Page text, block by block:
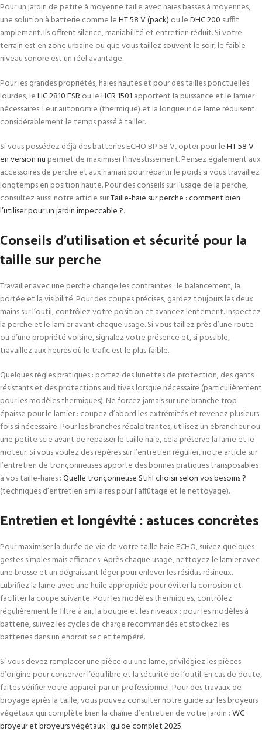
Pour un jardin de petite à moyenne taille avec haies basses à moyennes,
une solution à batterie comme leHT 58 V (pack) ou leDHC 200 suffit
amplement. Ils offrent silence, maniabilité et entretien réduit. Si votre
terrain est en zone urbaine ou que vous taillez souvent le soir, le faible
niveau sonore est un réel avantage.
Pour les grandes propriétés, haies hautes et pour des tailles ponctuelles
lourdes, leHC 2810 ESRou leHCR 1501 apportent la puissance et le lamier
nécessaires. Leur autonomie (thermique) et la longueur de lame réduisent
considérablement le temps passé à tailler.
Si vous possédez déjà des batteries ECHO BP 58 V, opter pour leHT 58 V
en version nu permet de maximiser l’investissement. Pensez également aux
accessoires de perche et aux harnais pour répartir le poids si vous travaillez
longtemps en position haute. Pour des conseils sur l’usage de la perche,
consultez aussi notre article surTaille-haie sur perche : comment bien
l’utiliser pour un jardin impeccable ?.
Conseils d’utilisation et sécurité pour la
taille sur perche
Travailler avec une perche change les contraintes : le balancement, la
portée et la visibilité. Pour des coupes précises, gardez toujours les deux
mains sur l’outil, contrôlez votre position et avancez lentement. Inspectez
la perche et le lamier avant chaque usage. Si vous taillez près d’une route
ou d’une propriété voisine, signalez votre présence et, si possible,
travaillez aux heures où le trafic est le plus faible.
Quelques règles pratiques : portez des lunettes de protection, des gants
résistants et des protections auditives lorsque nécessaire (particulièrement
pour les modèles thermiques). Ne forcez jamais sur une branche trop
épaisse pour le lamier : coupez d’abord les extrémités et revenez plusieurs
fois si nécessaire. Pour les branches récalcitrantes, utilisez un ébrancheur ou
une petite scie avant de repasser le taille haie, cela préserve la lame et le
moteur. Si vous voulez des repères sur l’entretien régulier, notre article sur
l’entretien de tronçonneuses apporte des bonnes pratiques transposables
à vos taille-haies :Quelle tronçonneuse Stihl choisir selon vos besoins ?
(techniques d’entretien similaires pour l’affûtage et le nettoyage).
Entretien et longévité : astuces concrètes
Pour maximiser la durée de vie de votre taille haie ECHO, suivez quelques
gestes simples mais efficaces. Après chaque usage, nettoyez le lamier avec
une brosse et un dégraissant léger pour enlever les résidus résineux.
Lubrifiez la lame avec une huile appropriée pour éviter la corrosion et
faciliter la coupe suivante. Pour les modèles thermiques, contrôlez
régulièrement le filtre à air, la bougie et les niveaux ; pour les modèles à
batterie, suivez les cycles de charge recommandés et stockez les
batteries dans un endroit sec et tempéré.
Si vous devez remplacer une pièce ou une lame, privilégiez les pièces
d’origine pour conserver l’équilibre et la sécurité de l’outil. En cas de doute,
faites vérifier votre appareil par un professionnel. Pour des travaux de
broyage après la taille, vous pouvez consulter notre guide sur les broyeurs
végétaux qui complète bien la chaîne d’entretien de votre jardin :WC
broyeur et broyeurs végétaux : guide complet 2025.